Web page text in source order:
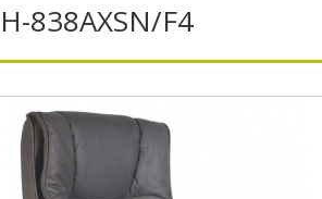
838AXSN/F4